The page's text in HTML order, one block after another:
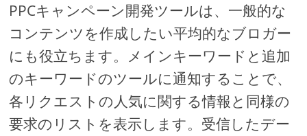
PPCキャンペーン開​​発ツールは、一般的な
コンテンツを作成したい平均的なブロガー
にも役立ちます。メインキーワードと追加
のキーワードのツールに通知することで、
各リクエストの人気に関する情報と同様の
要求のリストを表示します。受信したデー